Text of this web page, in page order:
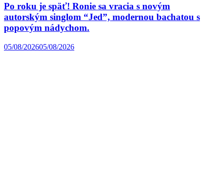
Po roku je späť! Ronie sa vracia s novým
autorským singlom “Jed”, modernou bachatou s
popovým nádychom.
05/08/202605/08/2026